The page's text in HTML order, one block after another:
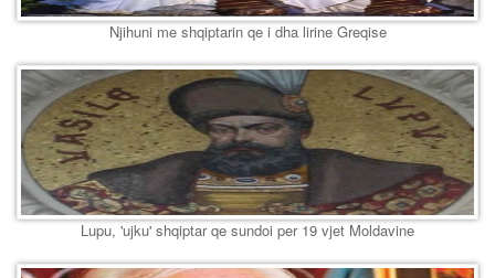
Njihuni me shqiptarin qe i dha lirine Greqise
Lupu, 'ujku' shqiptar qe sundoi per 19 vjet Moldavine